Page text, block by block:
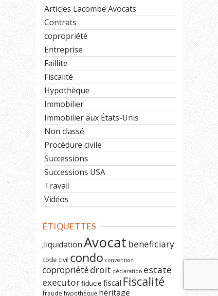
Articles Lacombe Avocats
Contrats
copropriété
Entreprise
Faillite
Fiscalité
Hypothèque
Immobilier
Immobilier aux États-Unis
Non classé
Procédure civile
Successions
Successions USA
Travail
Vidéos
ÉTIQUETTES
;liquidationAvocat beneficiary
code civil condo convention
copropriétédroit déclaration estate
executorfiducie fiscal Fiscalité
fraude hypothèque héritage